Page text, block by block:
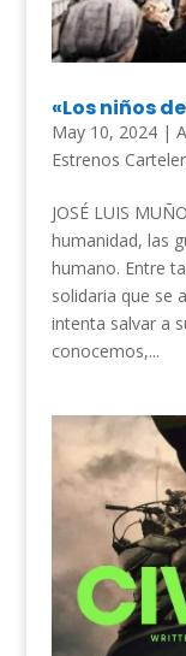
«Los niños
May 10, 2024|
Estrenos
JOSÉ LUIS
humanidad, las
humano. Entre
solidaria que se
intenta salvar a
conocemos,...